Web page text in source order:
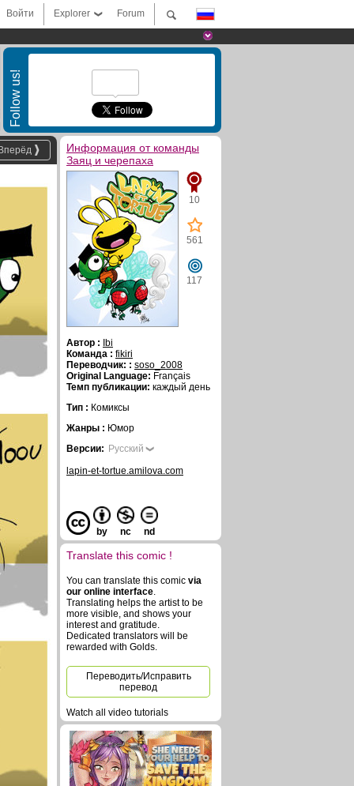
Forum
Explorer
Войти
Follow us!
Вперёд
Информация от команды
Заяц и черепаха
10
561
117
Автор : Ibi
Команда : fikiri
Переводчик: : soso_2008
Original Language: Français
Темп публикации: каждый день
Тип : Комиксы
Жанры : Юмор
Версии: Русский
lapin-et-tortue.amilova.com
by nc nd
Translate this comic !
You can translate this comic via
our online interface.
Translating helps the artist to be
more visible, and shows your
interest and gratitude.
Dedicated translators will be
rewarded with Golds.
Переводить/Исправить
перевод
Watch all video tutorials